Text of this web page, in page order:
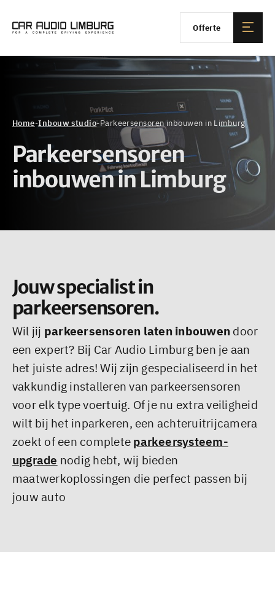
Offerte
Home-Inbouw studio-Parkeersensoren inbouwen in Limburg
Parkeersensoren
inbouwen in Limburg
Jouw specialist in
parkeersensoren.
Wil jij parkeersensoren laten inbouwen door
een expert? Bij Car Audio Limburg ben je aan
het juiste adres! Wij zijn gespecialiseerd in het
vakkundig installeren van parkeersensoren
voor elk type voertuig. Of je nu extra veiligheid
wilt bij het inparkeren, een achteruitrijcamera
zoekt of een complete parkeersysteem-
upgrade nodig hebt, wij bieden
maatwerkoplossingen die perfect passen bij
jouw auto